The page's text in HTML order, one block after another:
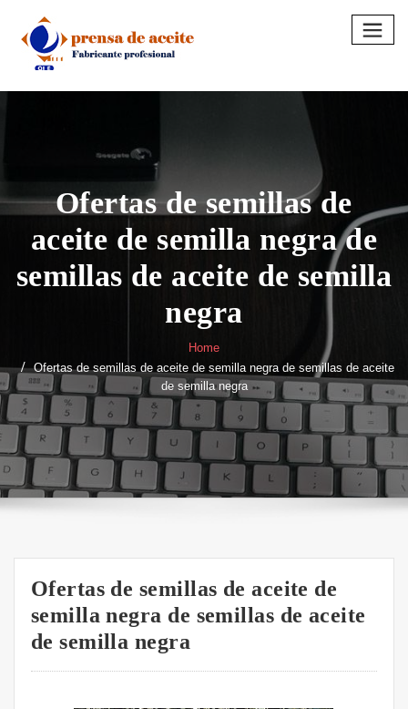
content
Ofertas de semillas de
aceite de semilla negra de
semillas de aceite de semilla
negra
Home
Ofertas de semillas de aceite de semilla negra de semillas de aceite
de semilla negra
Ofertas de semillas de aceite de
semilla negra de semillas de aceite
de semilla negra